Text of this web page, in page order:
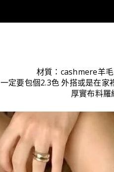
材質：cashmere羊
一定要包個2.3色 外搭或是在家
厚實布料羅